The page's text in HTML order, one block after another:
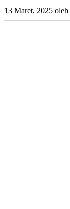
13 Maret, 2025 oleh